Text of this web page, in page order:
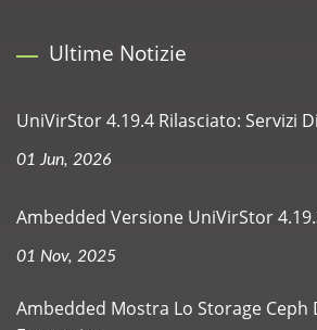
Ultime Notizie
UniVirStor 4.19.4 Rilasciato: Servizi
01 Jun, 2026
Ambedded Versione UniVirStor
01 Nov, 2025
Ambedded Mostra Lo Storage Ceph